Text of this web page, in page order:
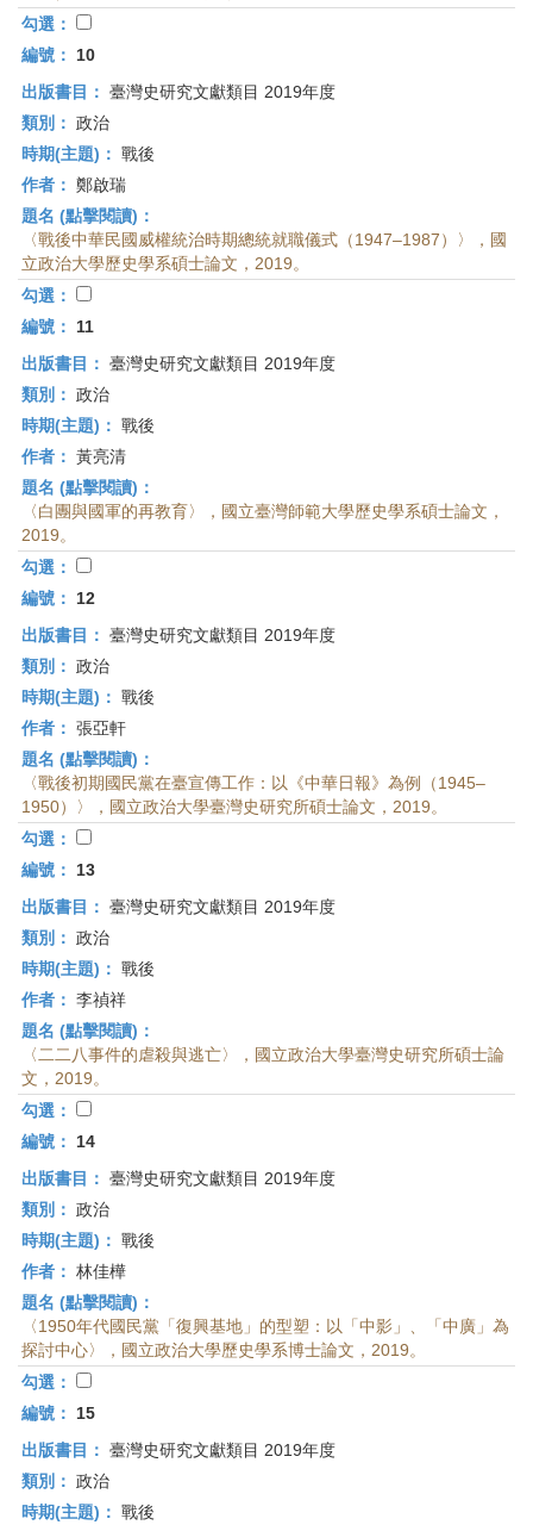
勾選：
編號：
10
出版書目： 臺灣史研究文獻類目 2019年度
類別： 政治
時期(主題)： 戰後
作者： 鄭啟瑞
題名 (點擊閱讀)：
〈戰後中華民國威權統治時期總統就職儀式（1947–1987）〉，國
立政治大學歷史學系碩士論文，2019。
勾選：
編號：
11
出版書目： 臺灣史研究文獻類目 2019年度
類別： 政治
時期(主題)： 戰後
作者： 黃亮清
題名 (點擊閱讀)：
〈白團與國軍的再教育〉，國立臺灣師範大學歷史學系碩士論文，
2019。
勾選：
編號：
12
出版書目： 臺灣史研究文獻類目 2019年度
類別： 政治
時期(主題)： 戰後
作者： 張亞軒
題名 (點擊閱讀)：
〈戰後初期國民黨在臺宣傳工作：以《中華日報》為例（1945–
1950）〉，國立政治大學臺灣史研究所碩士論文，2019。
勾選：
編號：
13
出版書目： 臺灣史研究文獻類目 2019年度
類別： 政治
時期(主題)： 戰後
作者： 李禎祥
題名 (點擊閱讀)：
〈二二八事件的虐殺與逃亡〉，國立政治大學臺灣史研究所碩士論
文，2019。
勾選：
編號：
14
出版書目： 臺灣史研究文獻類目 2019年度
類別： 政治
時期(主題)： 戰後
作者： 林佳樺
題名 (點擊閱讀)：
〈1950年代國民黨「復興基地」的型塑：以「中影」、「中廣」為
探討中心〉，國立政治大學歷史學系博士論文，2019。
勾選：
編號：
15
出版書目： 臺灣史研究文獻類目 2019年度
類別： 政治
時期(主題)： 戰後